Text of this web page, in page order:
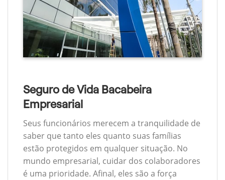
Seguro de Vida Bacabeira
Empresarial
Seus funcionários merecem a tranquilidade de
saber que tanto eles quanto suas famílias
estão protegidos em qualquer situação. No
mundo empresarial, cuidar dos colaboradores
é uma prioridade. Afinal, eles são a força